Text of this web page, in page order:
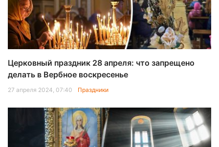
Церковный праздник 28 апреля: что запрещено
делать в Вербное воскресенье
27 апреля 2024, 07:40 Праздники